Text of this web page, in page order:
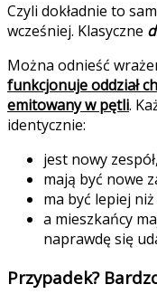
Czyli dokładnie to
wcześniej. Klasyczne
Można odnieść
funkcjonuje oddział
emitowany w pętli.
identycznie:
jest nowy zespół,
mają być nowe
ma być lepiej
a mieszkańcy
naprawdę się
Przypadek?